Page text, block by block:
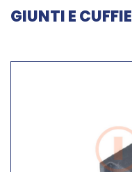
GIUNTI E CUFFIE